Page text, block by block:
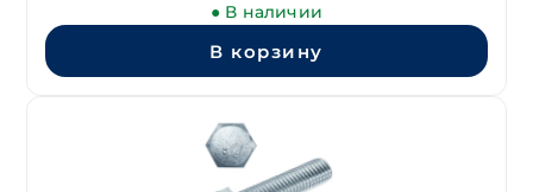
● В наличии
В корзину